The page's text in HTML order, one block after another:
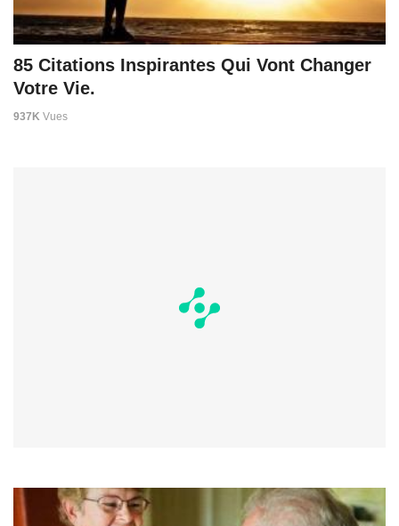
85 Citations Inspirantes Qui Vont Changer
Votre Vie.
937K Vues